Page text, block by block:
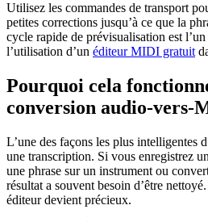
Utilisez les commandes de transport
petites corrections jusqu’à ce que la
cycle rapide de prévisualisation est
l’utilisation d’un éditeur MIDI gratuit
Pourquoi cela
conversion audio-vers-
L’une des façons les plus intelligentes
une transcription. Si vous enregistrez
une phrase sur un instrument ou
résultat a souvent besoin d’être
éditeur devient précieux.